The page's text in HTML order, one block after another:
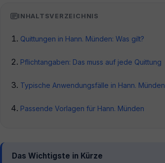
INHALTSVERZEICHNIS
Quittungen in Hann. Münden: Was gilt?
Pflichtangaben: Das muss auf jede Quittung
Typische Anwendungsfälle in Hann. Münden
Passende Vorlagen für Hann. Münden
Das Wichtigste in Kürze